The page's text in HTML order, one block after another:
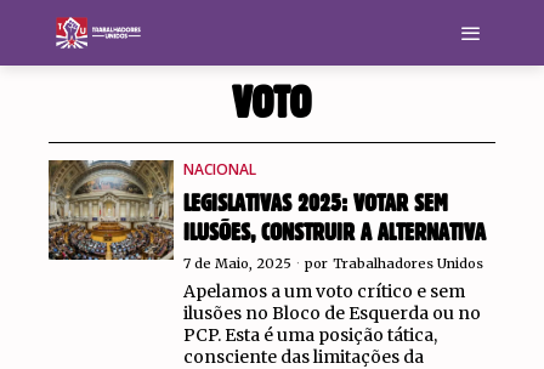
VOTO
NACIONAL
LEGISLATIVAS 2025: VOTAR SEM
ILUSÕES, CONSTRUIR A ALTERNATIVA
7 de Maio, 2025 por Trabalhadores Unidos
Apelamos a um voto crítico e sem
ilusões no Bloco de Esquerda ou no
PCP. Esta é uma posição tática,
consciente das limitações da